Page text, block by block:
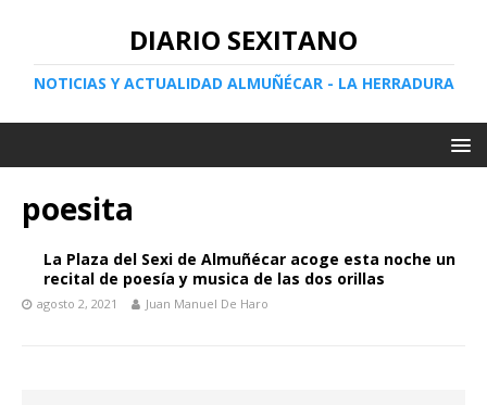
DIARIO SEXITANO
NOTICIAS Y ACTUALIDAD ALMUÑÉCAR - LA HERRADURA
poesita
La Plaza del Sexi de Almuñécar acoge esta noche un
recital de poesía y musica de las dos orillas
agosto 2, 2021 Juan Manuel De Haro